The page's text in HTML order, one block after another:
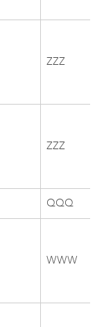
ZZZ
ZZZ
QQQ
WWW